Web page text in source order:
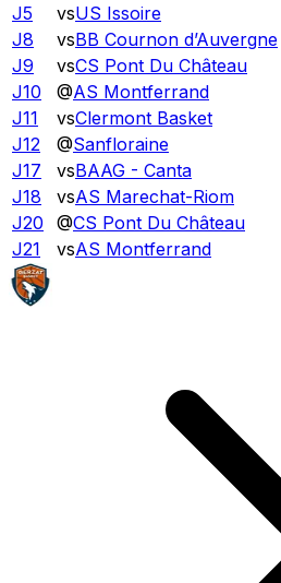
J5
vsUS Issoire
J8
vsBB Cournon d’Auvergne
J9
vsCS Pont Du Château
J10
@AS Montferrand
J11
vsClermont Basket
J12
@Sanfloraine
J17
vsBAAG - Canta
J18
vsAS Marechat-Riom
J20
@CS Pont Du Château
J21
vsAS Montferrand